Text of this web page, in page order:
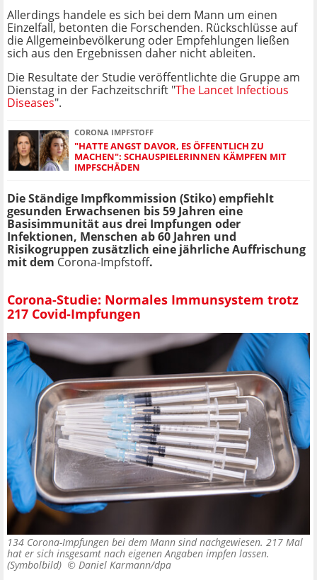
Allerdings handele es sich bei dem Mann um einen
Einzelfall, betonten die Forschenden. Rückschlüsse auf
die Allgemeinbevölkerung oder Empfehlungen ließen
sich aus den Ergebnissen daher nicht ableiten.
Die Resultate der Studie veröffentlichte die Gruppe am
Dienstag in der Fachzeitschrift "The Lancet Infectious
Diseases".
CORONA IMPFSTOFF
"HATTE ANGST DAVOR, ES ÖFFENTLICH ZU
MACHEN": SCHAUSPIELERINNEN KÄMPFEN MIT
IMPFSCHÄDEN
Die Ständige Impfkommission (Stiko) empfiehlt
gesunden Erwachsenen bis 59 Jahren eine
Basisimmunität aus drei Impfungen oder
Infektionen, Menschen ab 60 Jahren und
Risikogruppen zusätzlich eine jährliche Auffrischung
mit dem Corona-Impfstoff.
Corona-Studie: Normales Immunsystem trotz
217 Covid-Impfungen
134 Corona-Impfungen bei dem Mann sind nachgewiesen. 217 Mal
hat er sich insgesamt nach eigenen Angaben impfen lassen.
(Symbolbild) © Daniel Karmann/dpa